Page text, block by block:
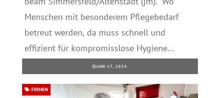
Menschen mit besonderem Pflegebedarf
betreut werden, da muss schnell und
effizient für kompromisslose Hygiene...
JUNI 17, 2024
FIRMEN